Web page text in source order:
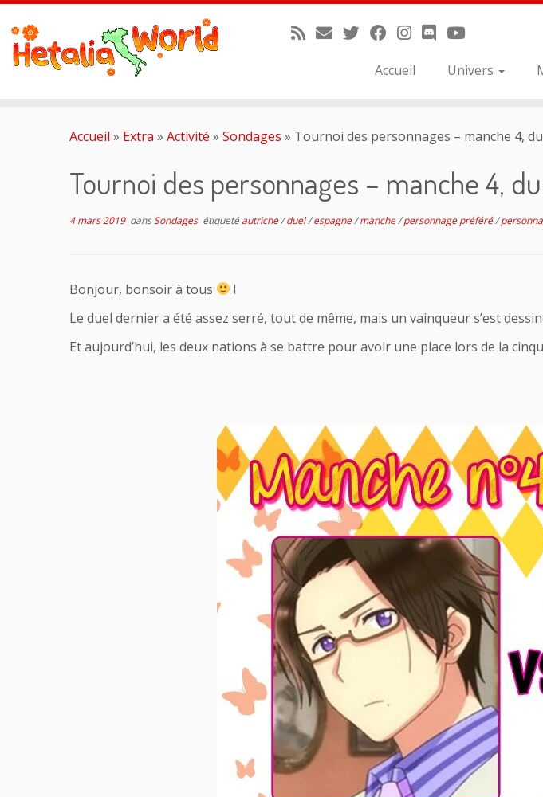
Accueil Univers
Accueil » Extra » Activité » Sondages » Tournoi des personnages – manche 4,
Tournoi des personnages – manche 4,
4 mars 2019dansSondages étiqueté autriche/duel/espagne/manche/personnage préféré/
Bonjour, bonsoir à tous
!
Le duel dernier a été assez serré, tout de même, mais un vainqueur s’est
Et aujourd’hui, les deux nations à se battre pour avoir une place lors de la